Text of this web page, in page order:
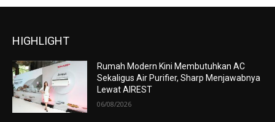
HIGHLIGHT
Rumah Modern Kini Membutuhkan AC
Sekaligus Air Purifier, Sharp Menjawabnya
Lewat AIREST
06/08/2026